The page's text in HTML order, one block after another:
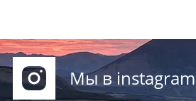
Мы в instagram